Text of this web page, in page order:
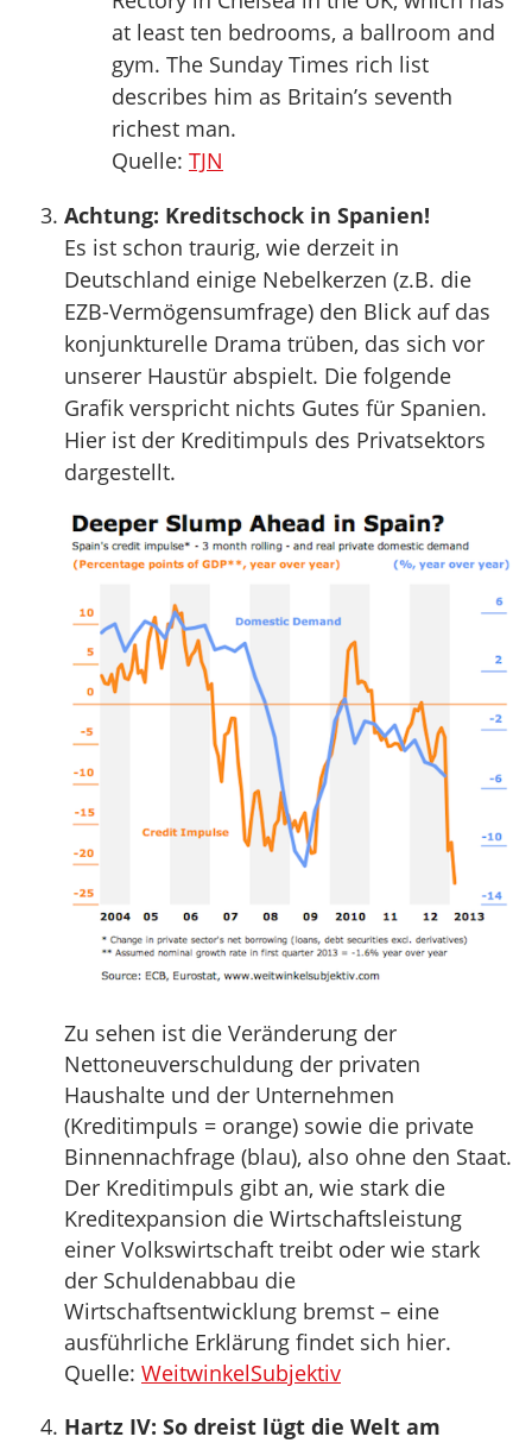
at least ten bedrooms, a ballroom and
gym. The Sunday Times rich list
describes him as Britain’s seventh
richest man.
Quelle: TJN
Achtung: Kreditschock in Spanien!
Es ist schon traurig, wie derzeit in
Deutschland einige Nebelkerzen (z.B. die
EZB-Vermögensumfrage) den Blick auf das
konjunkturelle Drama trüben, das sich vor
unserer Haustür abspielt. Die folgende
Grafik verspricht nichts Gutes für Spanien.
Hier ist der Kreditimpuls des Privatsektors
dargestellt.
Zu sehen ist die Veränderung der
Nettoneuverschuldung der privaten
Haushalte und der Unternehmen
(Kreditimpuls = orange) sowie die private
Binnennachfrage (blau), also ohne den Staat.
Der Kreditimpuls gibt an, wie stark die
Kreditexpansion die Wirtschaftsleistung
einer Volkswirtschaft treibt oder wie stark
der Schuldenabbau die
Wirtschaftsentwicklung bremst – eine
ausführliche Erklärung findet sich hier.
Quelle: WeitwinkelSubjektiv
Hartz IV: So dreist lügt die Welt am